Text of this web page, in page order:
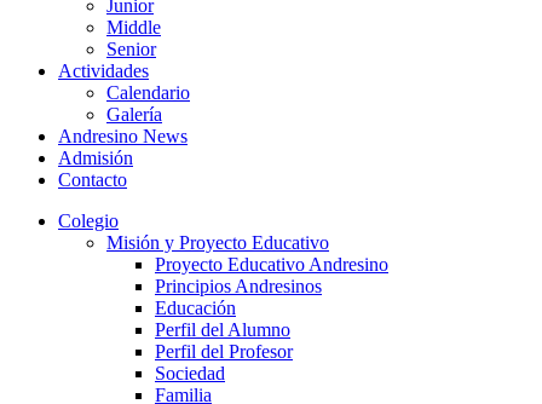
Junior
Middle
Senior
Actividades
Calendario
Galería
Andresino News
Admisión
Contacto
Colegio
Misión y Proyecto Educativo
Proyecto Educativo Andresino
Principios Andresinos
Educación
Perfil del Alumno
Perfil del Profesor
Sociedad
Familia